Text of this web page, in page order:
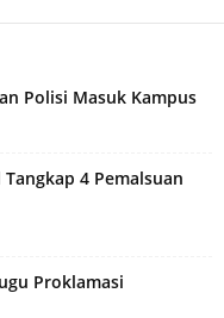
Polisi Masuk Kampus
4 Pemalsuan
Proklamasi